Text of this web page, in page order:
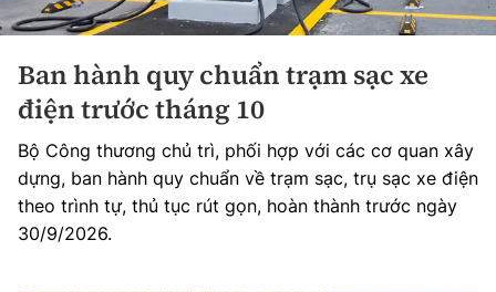
Ban hành quy chuẩn trạm sạc xe
điện trước tháng 10
Bộ Công thương chủ trì, phối hợp với các cơ quan xây
dựng, ban hành quy chuẩn về trạm sạc, trụ sạc xe điện
theo trình tự, thủ tục rút gọn, hoàn thành trước ngày
30/9/2026.